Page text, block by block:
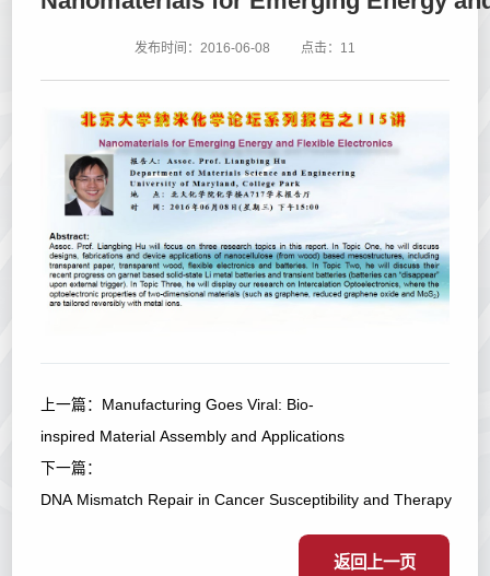
发布时间：2016-06-08 点击： 11
上一篇：
Manufacturing Goes Viral: Bio-
inspired Material Assembly and Applications
下一篇：
DNA Mismatch Repair in Cancer Susceptibility and Therapy
返回上一页